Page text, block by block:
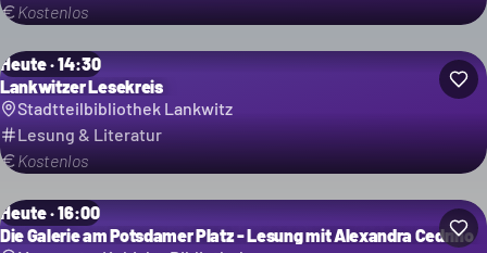
Kostenlos
Heute · 14:30
Lankwitzer Lesekreis
Stadtteilbibliothek Lankwitz
Lesung & Literatur
Kostenlos
Heute · 16:00
Die Galerie am Potsdamer Platz - Lesung mit Alexandra Cedrino